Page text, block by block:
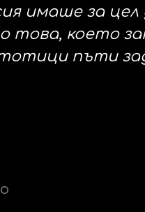
имаше за
това, което
пъти